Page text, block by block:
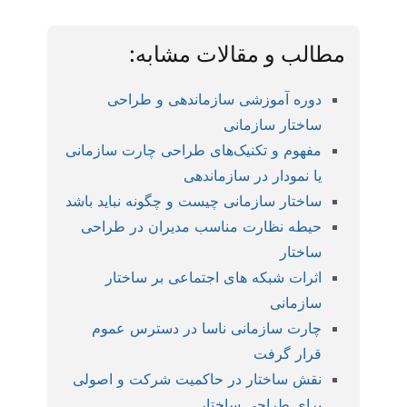
مطالب و مقالات مشابه:
دوره آموزشی سازماندهی و طراحی
ساختار سازمانی
مفهوم و تکنیک‌های طراحی چارت سازمانی
یا نمودار در سازماندهی
ساختار سازمانی چیست و چگونه نباید باشد
حیطه نظارت مناسب مدیران در طراحی
ساختار
اثرات شبکه های اجتماعی بر ساختار
سازمانی
چارت سازمانی ناسا در دسترس عموم
قرار گرفت
نقش ساختار در حاکمیت شرکت و اصولی